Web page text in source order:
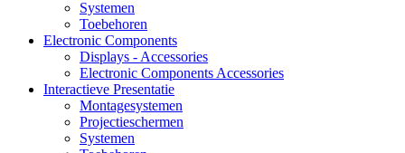
Systemen
Toebehoren
Electronic Components
Displays - Accessories
Electronic Components Accessories
Interactieve Presentatie
Montagesystemen
Projectieschermen
Systemen